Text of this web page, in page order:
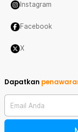
Instagram
Facebook
X
Dapatkan
Email Anda